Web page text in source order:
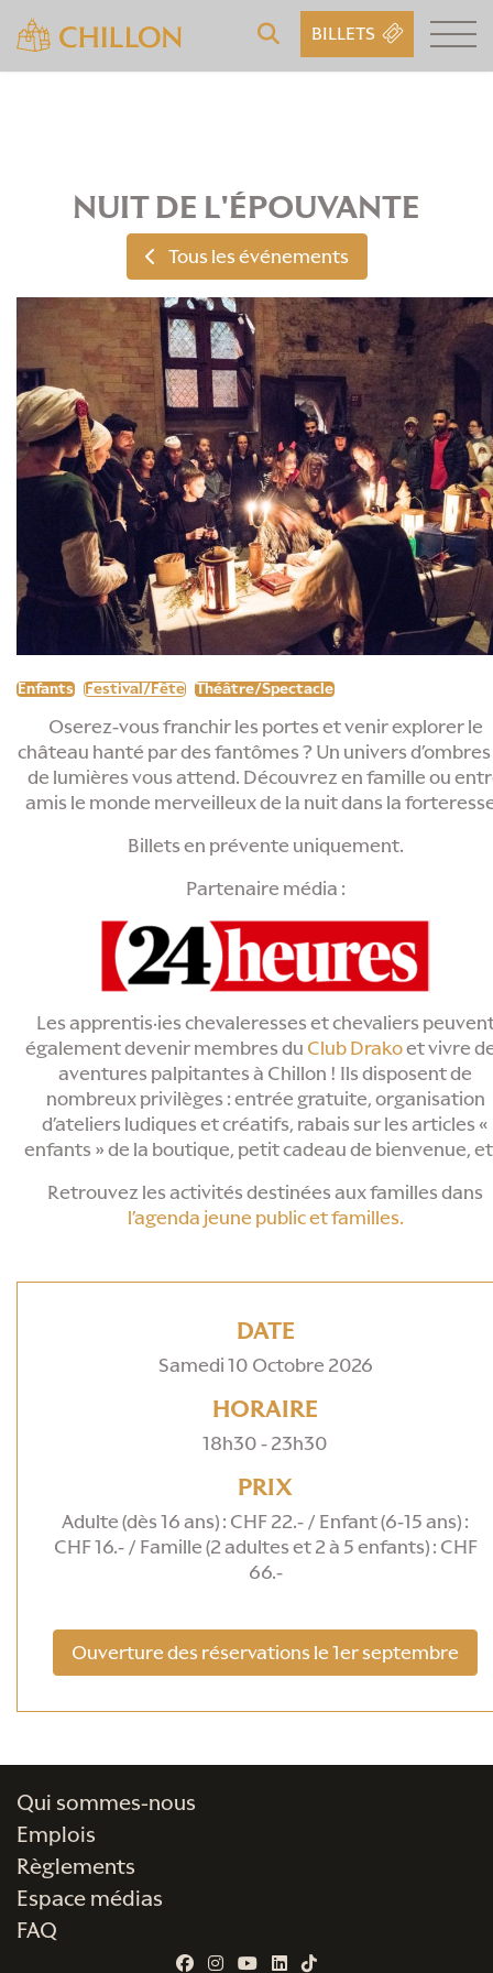
BILLETS
NUIT DE L'ÉPOUVANTE
Tous les événements
Enfants Festival/Fête Théâtre/Spectacle
Oserez-vous franchir les portes et venir explorer le
château hanté par des fantômes ? Un univers
de lumières vous attend. Découvrez en famille ou
amis le monde merveilleux de la nuit dans la
Billets en prévente uniquement.
Partenaire média :
Les apprentis·ies chevaleresses et chevaliers
également devenir membres du Club Drakoet vivre
aventures palpitantes à Chillon ! Ils disposent de
nombreux privilèges : entrée gratuite, organisation
d’ateliers ludiques et créatifs, rabais sur les articles «
enfants » de la boutique, petit cadeau de bienvenue,
Retrouvez les activités destinées aux familles dans
l’agenda jeune public et familles.
DATE
Samedi 10 Octobre 2026
HORAIRE
18h30 - 23h30
PRIX
Adulte (dès 16 ans) : CHF 22.- / Enfant (6-15 ans) :
CHF 16.- / Famille (2 adultes et 2 à 5 enfants) : CHF
66.-
Ouverture des réservations le 1er septembre
Qui sommes-nous
Emplois
Règlements
Espace médias
FAQ